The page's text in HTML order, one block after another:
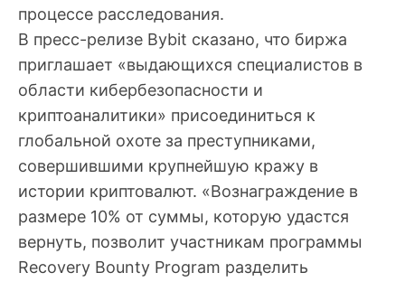
процессе расследования.
В пресс-релизе Bybit сказано, что биржа
приглашает «выдающихся специалистов в
области кибербезопасности и
криптоаналитики» присоединиться к
глобальной охоте за преступниками,
совершившими крупнейшую кражу в
истории криптовалют. «Вознаграждение в
размере 10% от суммы, которую удастся
вернуть, позволит участникам программы
Recovery Bounty Program разделить